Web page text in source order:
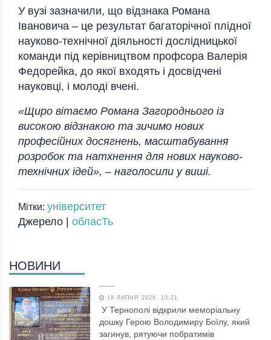
У вузі зазначили, що відзнака Романа
Івановича – це результат багаторічної плідної
науково-технічної діяльності дослідницької
команди під керівництвом профсора Валерія
Федорейка, до якої входять і досвідчені
науковці, і молоді вчені.
«Щиро вітаємо Романа Загороднього із
високою відзнакою та зичимо нових
професійних досягнень, масштабування
розробок та натхнення для нових науково-
технічних ідей», – наголосили у виші.
Мітки: університет
Джерело | обласТь
НОВИНИ
18 ЛИПНЯ 2026, 10:21
У Тернополі відкрили меморіальну
дошку Герою Володимиру Боїлу, який
загинув, рятуючи побратимів